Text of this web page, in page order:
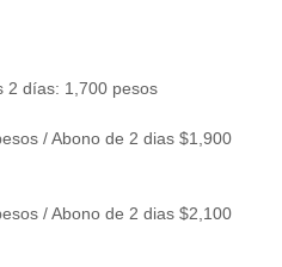
2 días: 1,700 pesos
/ Abono de 2 dias $1,900
/ Abono de 2 dias $2,100